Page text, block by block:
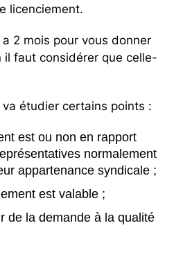
licenciement.
2 mois pour vous donner
il faut considérer que celle-
va étudier certains points :
est ou non en rapport
normalement
appartenance syndicale ;
est valable ;
de la demande à la qualité